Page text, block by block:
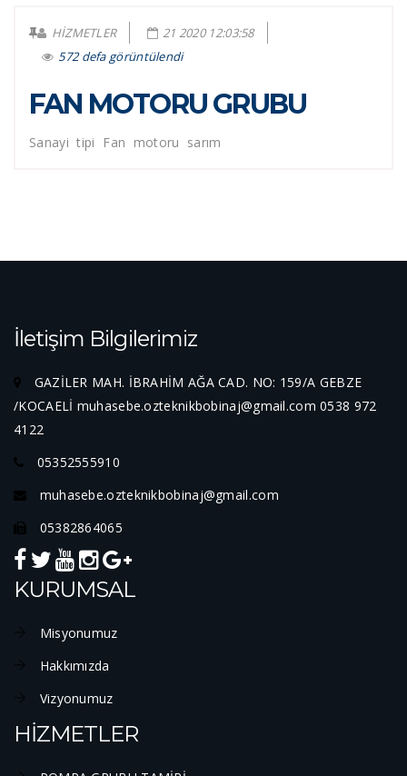
HİZMETLER
21 2020 12:03:58
572 defa görüntülendi
FAN MOTORU GRUBU
Sanayi tipi Fan motoru sarım
İletişim Bilgilerimiz
GAZİLER MAH. İBRAHİM AĞA CAD. NO: 159/A GEBZE
/KOCAELİ muhasebe.ozteknikbobinaj@gmail.com 0538 972
4122
05352555910
muhasebe.ozteknikbobinaj@gmail.com
05382864065
KURUMSAL
Misyonumuz
Hakkımızda
Vizyonumuz
HİZMETLER